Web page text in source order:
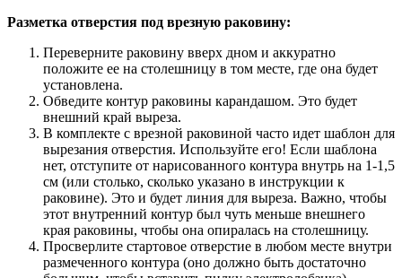
Разметка отверстия под врезную раковину:
Переверните раковину вверх дном и аккуратно
положите ее на столешницу в том месте, где она будет
установлена.
Обведите контур раковины карандашом. Это будет
внешний край выреза.
В комплекте с врезной раковиной часто идет шаблон для
вырезания отверстия. Используйте его! Если шаблона
нет, отступите от нарисованного контура внутрь на 1-1,5
см (или столько, сколько указано в инструкции к
раковине). Это и будет линия для выреза. Важно, чтобы
этот внутренний контур был чуть меньше внешнего
края раковины, чтобы она опиралась на столешницу.
Просверлите стартовое отверстие в любом месте внутри
размеченного контура (оно должно быть достаточно